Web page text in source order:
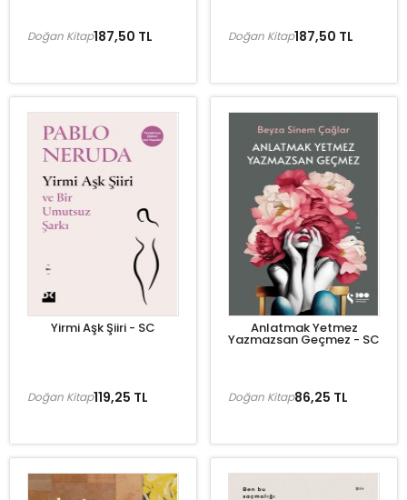
187,50 TL
Doğan Kitap 187,50 TL
Doğan Kitap
Yirmi Aşk Şiiri - SC
119,25 TL
Doğan Kitap
Anlatmak Yetmez
Yazmazsan Geçmez - SC
86,25 TL
Doğan Kitap